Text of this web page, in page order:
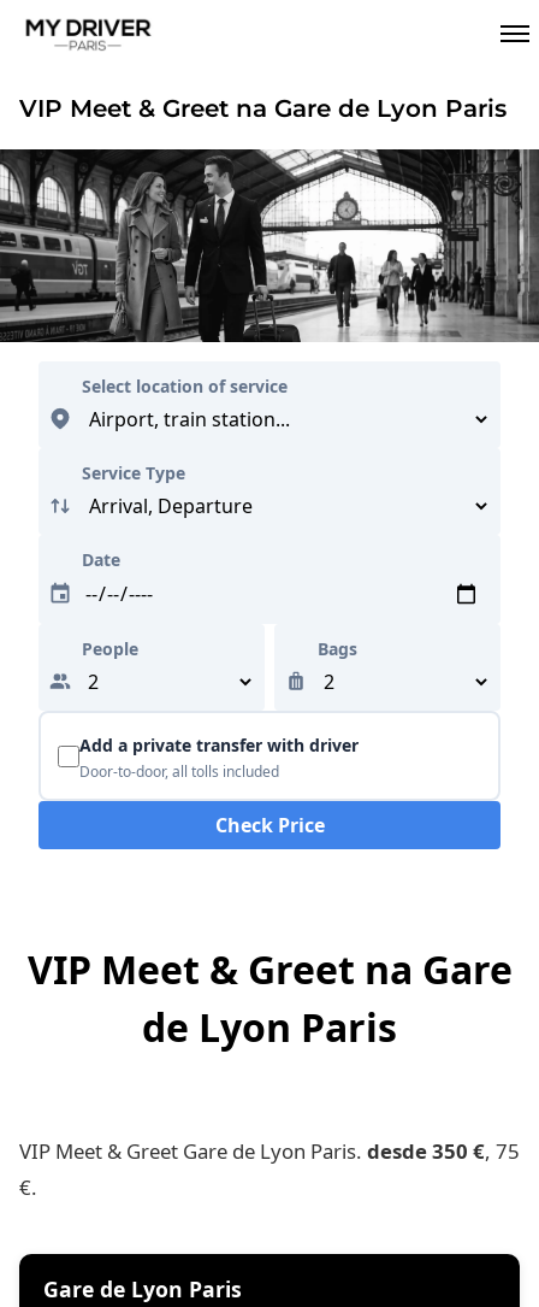
VIP Meet & Greet na Gare de Lyon Paris
Select location of service
Service Type
Date
People Bags
Add a private transfer with driver
Door-to-door, all tolls included
Check Price
VIP Meet & Greet na Gare
de Lyon Paris
VIP Meet & Greet Gare de Lyon Paris. desde 350 €, 75
€.
Gare de Lyon Paris